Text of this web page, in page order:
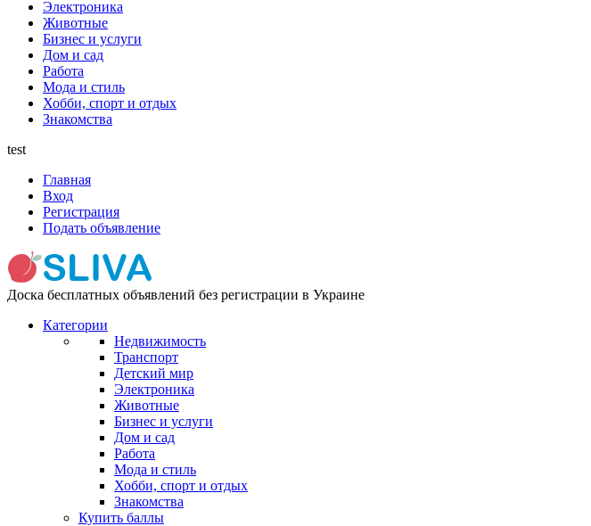
Электроника
Животные
Бизнес и услуги
Дом и сад
Работа
Мода и стиль
Хобби, спорт и отдых
Знакомства
test
Главная
Вход
Регистрация
Подать объявление
Доска бесплатных объявлений без регистрации в Украине
Категории
Недвижимость
Транспорт
Детский мир
Электроника
Животные
Бизнес и услуги
Дом и сад
Работа
Мода и стиль
Хобби, спорт и отдых
Знакомства
Купить баллы